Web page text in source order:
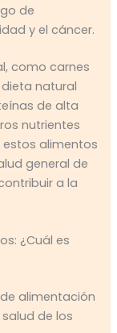
de
y el cáncer.
como carnes
natural
de alta
nutrientes
estos alimentos
general de
a la
¿Cuál es
alimentación
de los